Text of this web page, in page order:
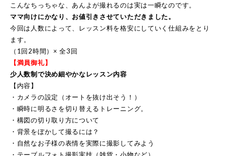
こんなちっちゃな、あんよが撮れるのは実は一瞬なのです。
ママ向けにかなり、お値引きさせていただきました。
今回は人数によって、レッスン料を格安にしていく仕組みをとり
ます。
（1回2時間）× 全3回
【満員御礼】
少人数制で決め細やかなレッスン内容
【内容】
・カメラの設定（オートを抜け出そう！）
・瞬時に明るさを切り替えるトレーニング。
・構図の切り取り方について
・背景をぼかして撮るには？
・自然なお子様の表情を実際に撮影してみよう